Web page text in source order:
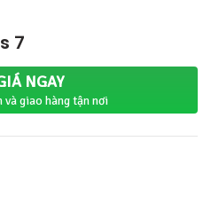
7
NGAY
và giao hàng tận nơi